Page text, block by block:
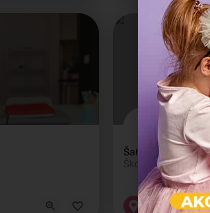
Šahovski klub Kralj
Škola šaha za decu
Škola sporta
Beograd